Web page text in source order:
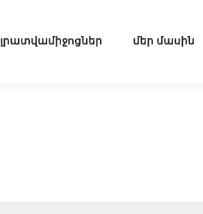
լրատվամիջոցներ մեր մասին